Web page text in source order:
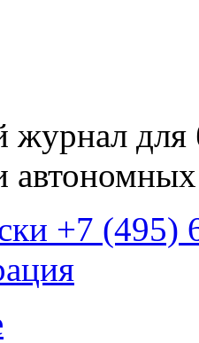
для
+7 (495)